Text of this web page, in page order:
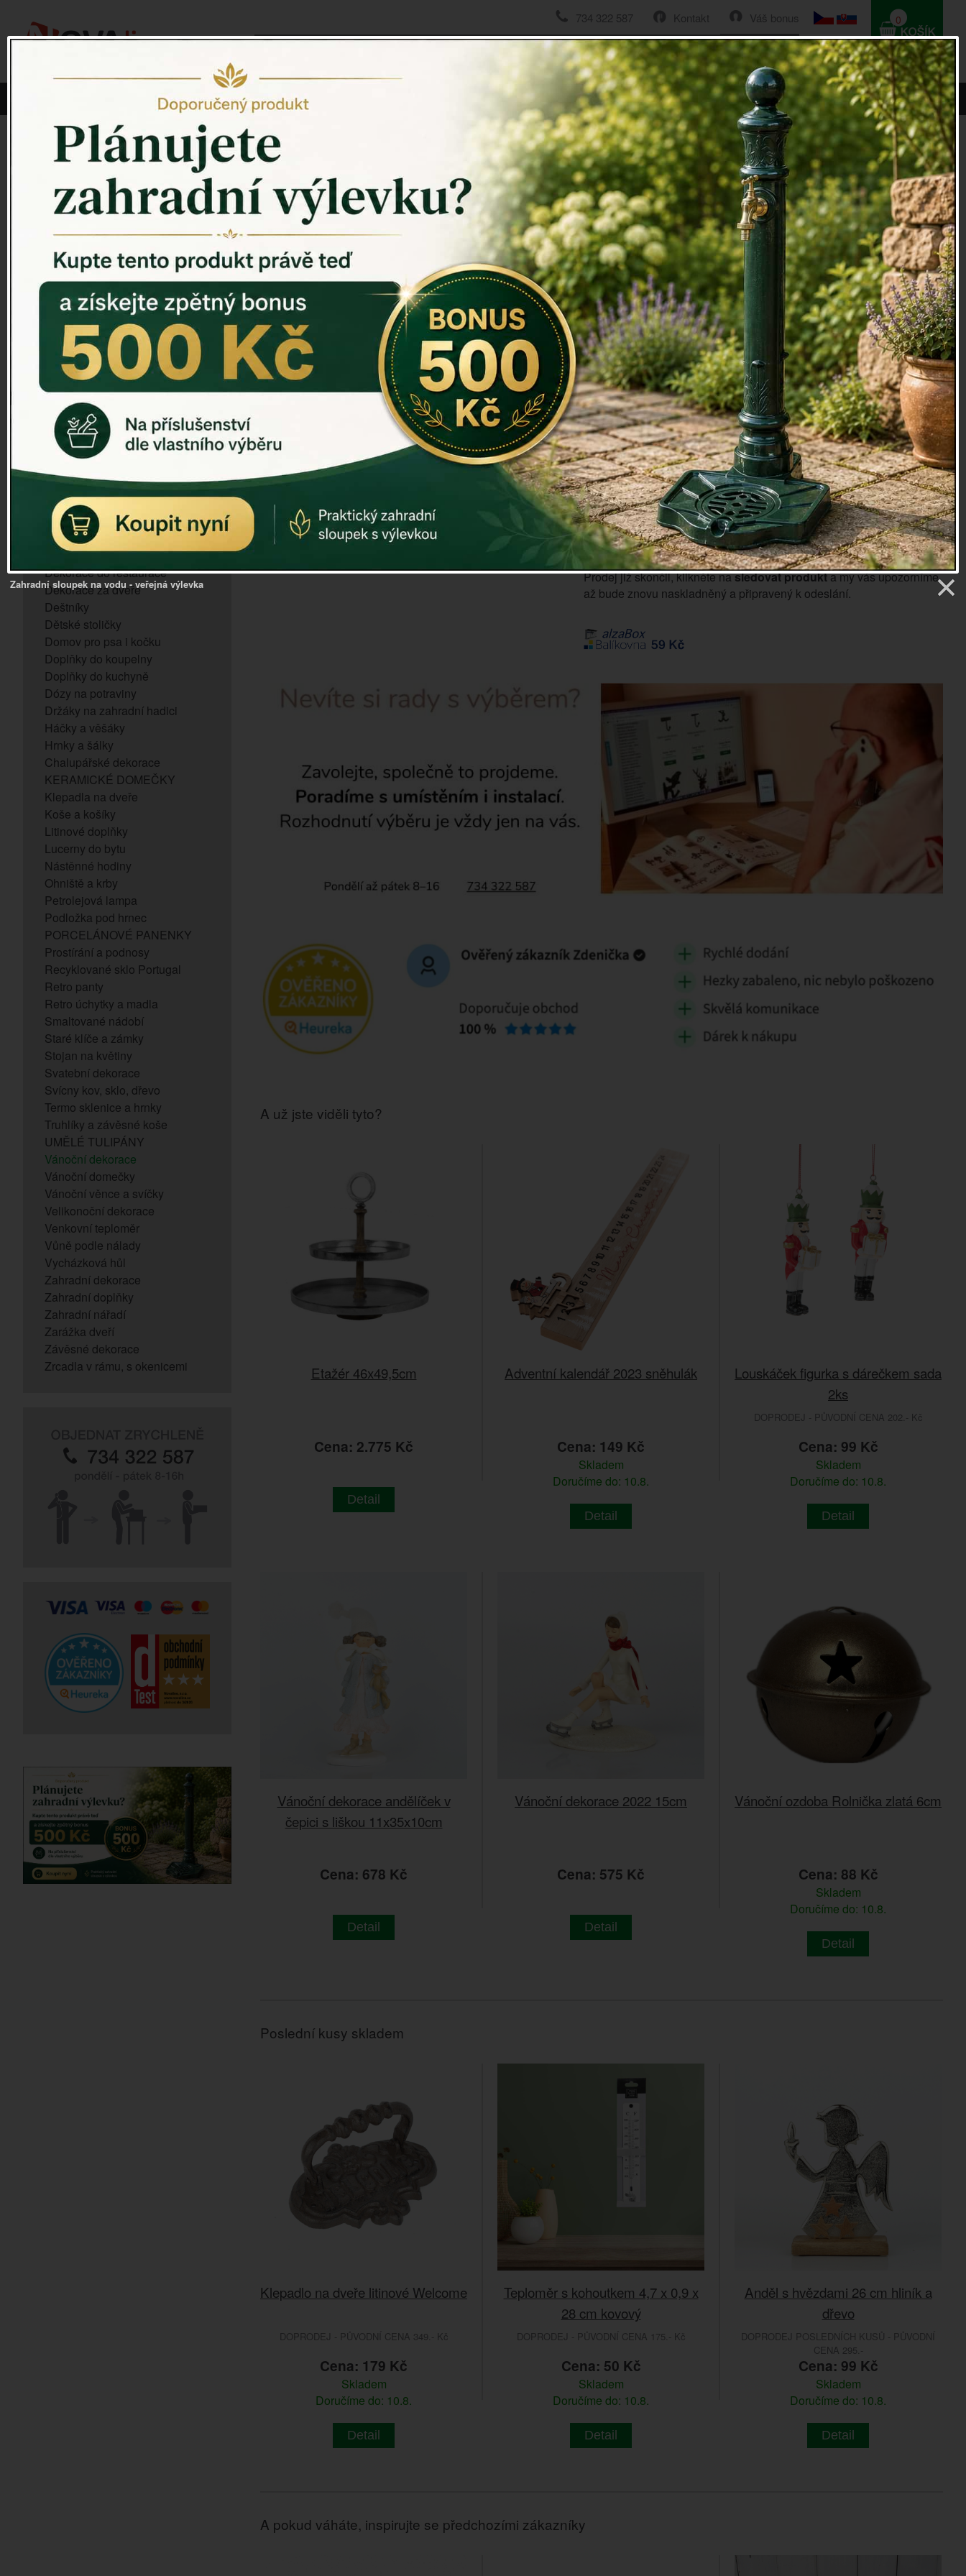
Váš bonus
Kontakt
734 322 587
HLEDAT
0
0 Kč
Vyberte si kategorii: NOVINKY
PÍTKO PRO PTÁKY
ZAHRADNÍ SOCHY
ZAHRADNÍ UMYVADLA
PTAČÍ BUDKY
Litinové škrabáky na boty
DEKORACE NA HROB
RETRO KONZOLE
Domovní čísla - litina
DEKORACE NA ZEĎ
ZVONKOHRA
ZVONY A ZVONKY
PTAČÍ KRMÍTKA
SLUNEČNÍ HODINY
Dózy na brambory a zeleninu
VÝPRODEJ - poslední kusy
Andělé, něžné sošky
Aroma lampy
Buddha soška
BUDKY PRO SÝKORKY
Budky pro vrabce
Bytový textil
Dárky pro muže
Dekorace do bytu
Dekorace do restaurace
Dekorace za dveře
Deštníky
Dětské stoličky
Domov pro psa i kočku
Doplňky do koupelny
Doplňky do kuchyně
Dózy na potraviny
Držáky na zahradní hadici
Háčky a věšáky
Hrnky a šálky
Chalupářské dekorace
KERAMICKÉ DOMEČKY
Klepadla na dveře
Koše a košíky
Litinové doplňky
Lucerny do bytu
Nástěnné hodiny
Ohniště a krby
Petrolejová lampa
Podložka pod hrnec
PORCELÁNOVÉ PANENKY
Prostírání a podnosy
Recyklované sklo Portugal
Retro panty
Retro úchytky a madla
Smaltované nádobí
Staré klíče a zámky
Stojan na květiny
Svatební dekorace
Svícny kov, sklo, dřevo
Termo sklenice a hrnky
Truhlíky a závěsné koše
UMĚLÉ TULIPÁNY
Vánoční dekorace
Vánoční domečky
Vánoční věnce a svíčky
Velikonoční dekorace
Venkovní teploměr
Vůně podle nálady
Vycházková hůl
Zahradní dekorace
Zahradní doplňky
Zahradní nářadí
Zarážka dveří
Závěsné dekorace
Zrcadla v rámu, s okenicemi
Venkovský domov Vánoční zvonek 30cm
Vánoční zvonek 30cm
Vánoční zvonek 30cm, jehož cinkání nemůžete přeslechnout.
Zazvoňte na Ježíška a připravte dětem krásný zážitek!
Zvonek má dřevěnou rukojeť. Tento krásný zvonek je krásnou dekorací
interiéru. Po Vánocích ho tedy rozhodně nemusíte ukrývat na dno
skříně.
Rozměry: 30cm, průměr 13cm
Materiál:
Záruka: 2 roky
Kód:dek3950
Další parametry
Cena: 425 Kč
Vyprodáno
ks Sledovat produkt
Prodej již skončil, klikněte nasledovat produkta my vás upozorníme,
až bude znovu naskladněný a připravený k odeslání.
A už jste viděli tyto?
Etažér 46x49,5cm
Cena: 2.775 Kč
Detail
Adventní kalendář 2023 sněhulák
Cena: 149 Kč
Skladem
Doručíme do: 10.8.
Detail
Louskáček figurka s dárečkem sada
2ks
DOPRODEJ - PŮVODNÍ CENA 202.- Kč
Cena: 99 Kč
Skladem
Doručíme do: 10.8.
Detail
Vánoční dekorace andělíček v
čepici s liškou 11x35x10cm
Cena: 678 Kč
Detail
Vánoční dekorace 2022 15cm
Cena: 575 Kč
Detail
Vánoční ozdoba Rolnička zlatá 6cm
Cena: 88 Kč
Skladem
Doručíme do: 10.8.
Detail
Poslední kusy skladem
Klepadlo na dveře litinové Welcome
DOPRODEJ - PŮVODNÍ CENA 349.- Kč
Cena: 179 Kč
Skladem
Doručíme do: 10.8.
Detail
Teploměr s kohoutkem 4,7 x 0,9 x
28 cm kovový
DOPRODEJ - PŮVODNÍ CENA 175.- Kč
Cena: 50 Kč
Skladem
Doručíme do: 10.8.
Detail
Anděl s hvězdami 26 cm hliník a
dřevo
DOPRODEJ POSLEDNÍCH KUSŮ - PŮVODNÍ
CENA 295.-
Cena: 99 Kč
Skladem
Doručíme do: 10.8.
Detail
A pokud váháte, inspirujte se předchozími zákazníky
Zahradní sloupek na vodu - veřejná výlevka